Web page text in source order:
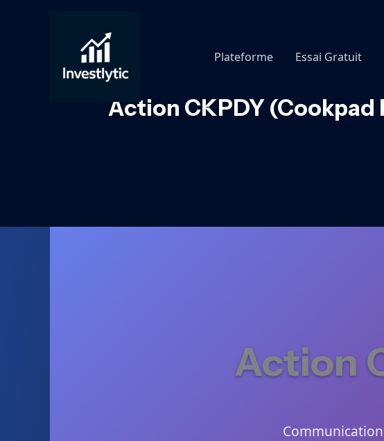
Plateforme
Essai Gratuit
Action CKPDY (Cookpad
Action